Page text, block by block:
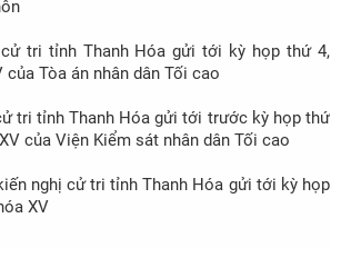
tri tỉnh Thanh Hóa gửi tới kỳ họp thứ 4,
Tòa án nhân dân Tối cao
tri tỉnh Thanh Hóa gửi tới trước kỳ họp thứ
của Viện Kiểm sát nhân dân Tối cao
nghị cử tri tỉnh Thanh Hóa gửi tới kỳ họp
XV